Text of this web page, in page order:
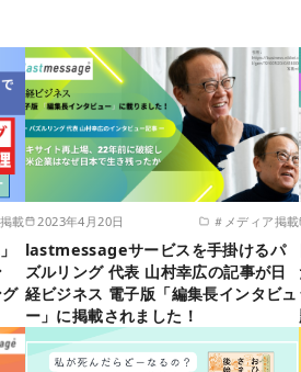
載 2023年4月20日 ＃メディア掲載
lastmessageサービスを手掛けるパ
ズルリング 代表 山村幸広の記事が日
経ビジネス 電子版「編集長インタビュ
ー」に掲載されました！